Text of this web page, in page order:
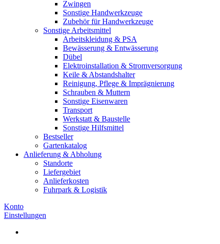
Zwingen
Sonstige Handwerkzeuge
Zubehör für Handwerkzeuge
Sonstige Arbeitsmittel
Arbeitskleidung & PSA
Bewässerung & Entwässerung
Dübel
Elektroinstallation & Stromversorgung
Keile & Abstandshalter
Reinigung, Pflege & Imprägnierung
Schrauben & Muttern
Sonstige Eisenwaren
Transport
Werkstatt & Baustelle
Sonstige Hilfsmittel
Bestseller
Gartenkatalog
Anlieferung & Abholung
Standorte
Liefergebiet
Anlieferkosten
Fuhrpark & Logistik
Konto
Einstellungen